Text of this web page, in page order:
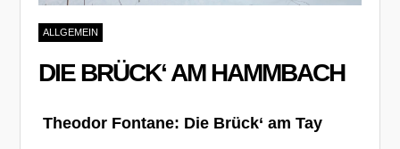
ALLGEMEIN
DIE BRÜCK‘ AM HAMMBACH
Theodor Fontane: Die Brück‘ am Tay